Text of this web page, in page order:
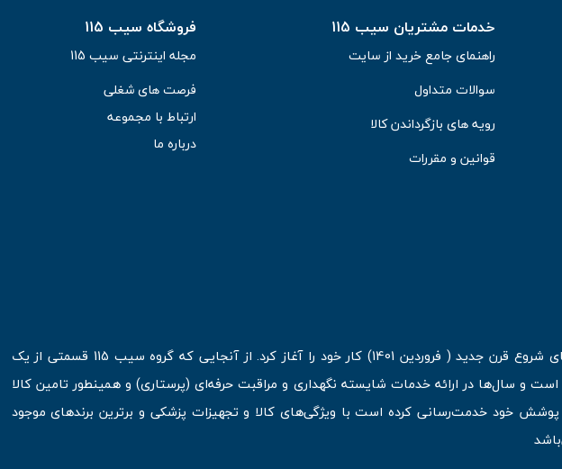
خدمات مشتریان سیب 115
راهنمای جامع خرید از سایت
سوالات متداول
رویه های بازگرداندن کالا
قوانین و مقررات
فروشگاه سیب 115
مجله اینترنتی سیب 115
فرصت های شغلی
ارتباط با مجموعه
درباره ما
فروشگاه اینترنتی سیب 115 در اولین روزهای شروع قرن جدید ( فروردین 1401) کار خود را آغاز کرد. از آنجایی که گروه سیب 115 قسمتی از یک
و سال‌ها در ارائه خدمات شایسته نگهداری و مراقبت حرفه‌ای (پرستاری) و همینطور تامین کالا
پوشش خود خدمت‌رسانی کرده است با ویژگی‌های کالا و تجهیزات پزشکی و برترین برندهای موجود